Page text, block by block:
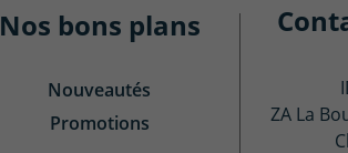
Nos bons plans
Nouveautés
Promotions
ZA La